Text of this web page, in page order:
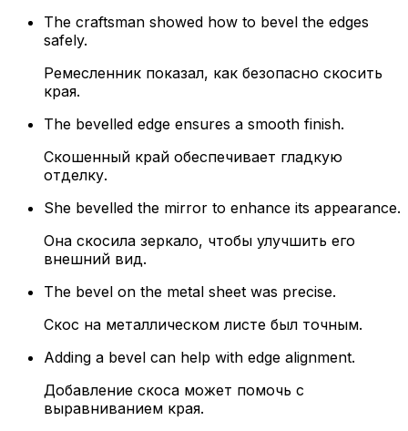
The craftsman showed how to bevel the edges
safely.
Ремесленник показал, как безопасно скосить
края.
The bevelled edge ensures a smooth finish.
Скошенный край обеспечивает гладкую
отделку.
She bevelled the mirror to enhance its appearance.
Она скосила зеркало, чтобы улучшить его
внешний вид.
The bevel on the metal sheet was precise.
Скос на металлическом листе был точным.
Adding a bevel can help with edge alignment.
Добавление скоса может помочь с
выравниванием края.